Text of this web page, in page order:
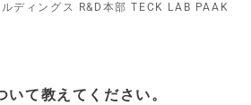
ディングス R&D本部 TECK LAB PAAK
いて教えてください。